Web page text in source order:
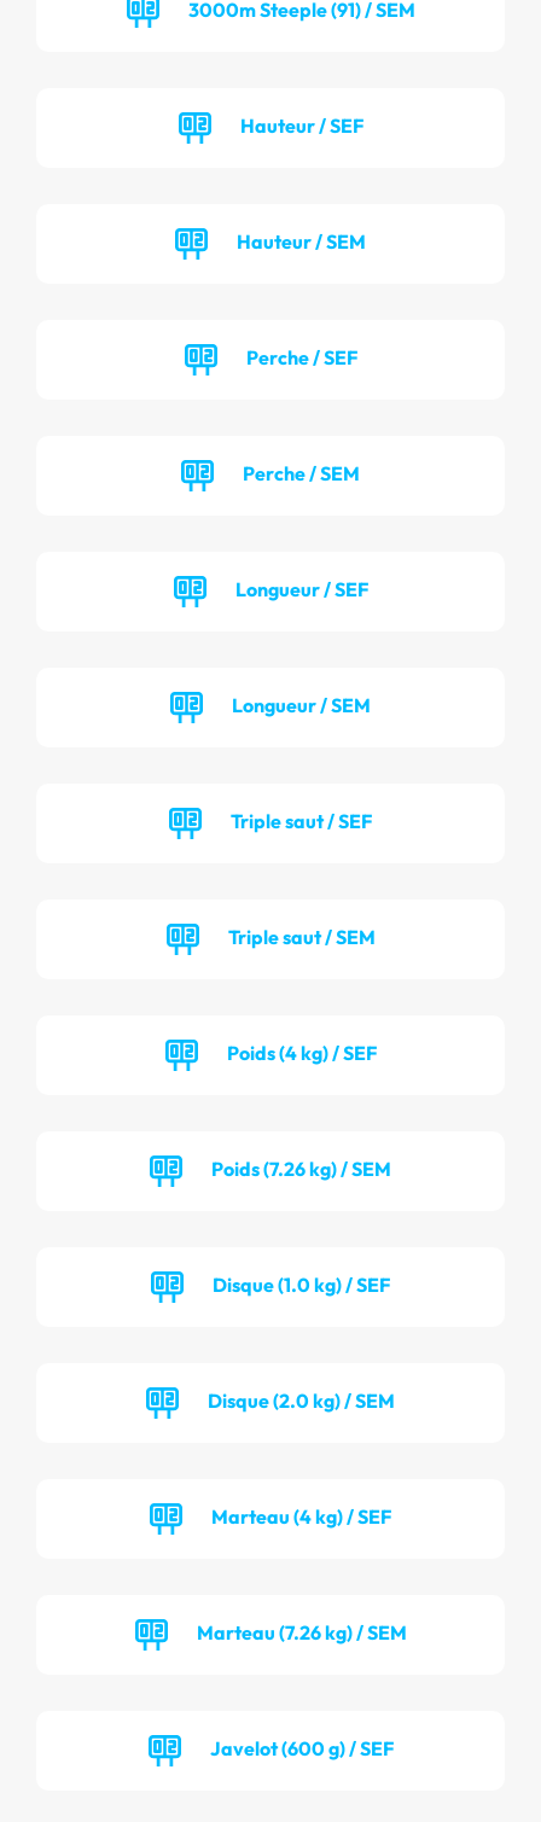
3000m Steeple (91) / SEM
Hauteur / SEF
Hauteur / SEM
Perche / SEF
Perche / SEM
Longueur / SEF
Longueur / SEM
Triple saut / SEF
Triple saut / SEM
Poids (4 kg) / SEF
Poids (7.26 kg) / SEM
Disque (1.0 kg) / SEF
Disque (2.0 kg) / SEM
Marteau (4 kg) / SEF
Marteau (7.26 kg) / SEM
Javelot (600 g) / SEF